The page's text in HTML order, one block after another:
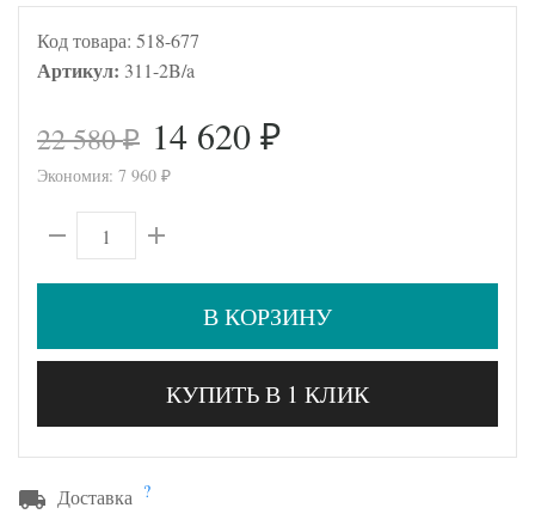
Код товара: 518-677
Артикул: 311-2B/a
22 580₽ 14 620 ₽
Экономия: 7 960 ₽
В КОРЗИНУ
КУПИТЬ В 1 КЛИК
Доставка ?